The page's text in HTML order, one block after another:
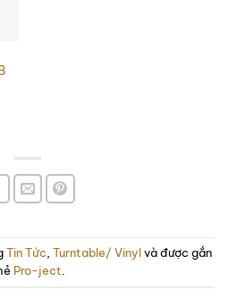
Tin Tức Turntable/ Vinylvà được gắn
Pro-ject